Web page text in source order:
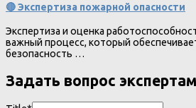
🔴 Экспертиза пожарной опасности
Экспертиза и оценка
важный процесс, который
безопасность …
Задать вопрос экспертам